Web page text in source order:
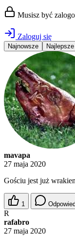
Musisz być
Zaloguj się
Najnowsze Najlepsze
mavapa
27 maja 2020
Gościu jest już
1
R
rafabro
27 maja 2020